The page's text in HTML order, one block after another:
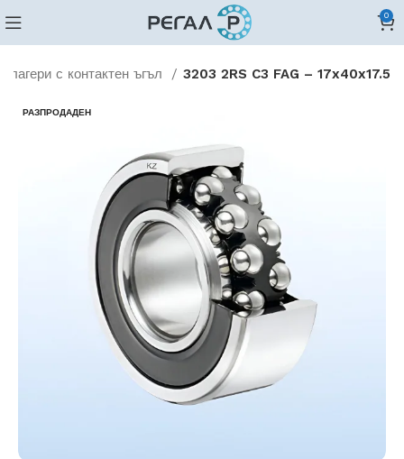
0
с контактен ъгъл 3203 2RS C3 FAG – 17x40x17.5
РАЗПРОДАДЕН